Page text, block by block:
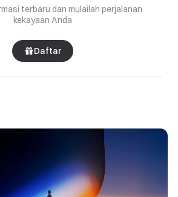
terbaru dan mulailah perjalanan
kekayaan Anda
Daftar